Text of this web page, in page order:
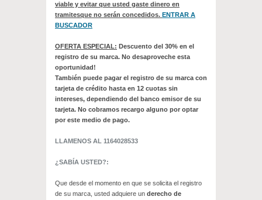
viable y evitar que usted gaste dinero en
tramitesque no serán concedidos. ENTRAR A
BUSCADOR
OFERTA ESPECIAL: Descuento del 30% en el
registro de su marca. No desaproveche esta
oportunidad!
También puede pagar el registro de su marca con
tarjeta de crédito hasta en 12 cuotas sin
intereses, dependiendo del banco emisor de su
tarjeta. No cobramos recargo alguno por optar
por este medio de pago.
LLAMENOS AL 1164028533
¿SABÍA USTED?:
Que desde el momento en que se solicita el registro
de su marca, usted adquiere un derecho de